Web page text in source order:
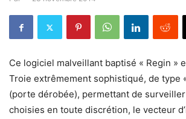
Ce logiciel malveillant baptisé « Regin »
Troie extrêmement sophistiqué, de type
(porte dérobée), permettant de
choisies en toute discrétion, le vecteur